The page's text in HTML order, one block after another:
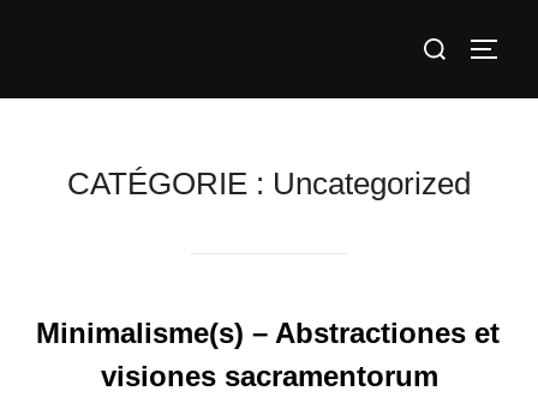
Rechercher :
CATÉGORIE : Uncategorized
Minimalisme(s) – Abstractiones et
visiones sacramentorum